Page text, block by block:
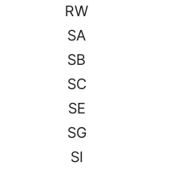
RW
SA
SB
SC
SE
SG
SI